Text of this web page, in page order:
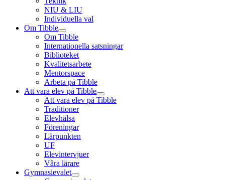
NIU & LIU
Individuella val
Om Tibble
Om Tibble
Internationella satsningar
Biblioteket
Kvalitetsarbete
Mentorspace
Arbeta på Tibble
Att vara elev på Tibble
Att vara elev på Tibble
Traditioner
Elevhälsa
Föreningar
Lärpunkten
UF
Elevintervjuer
Våra lärare
Gymnasievalet